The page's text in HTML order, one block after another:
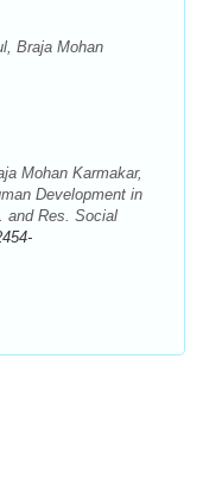
Braja Mohan
Mohan Karmakar,
Development in
and Res. Social